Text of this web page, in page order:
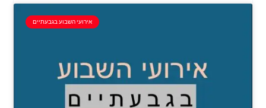
אירועי השבוע בגבעתיים